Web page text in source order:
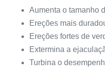
Aumenta o tamanho
Ereções mais
Ereções fortes de
Extermina a
Turbina o